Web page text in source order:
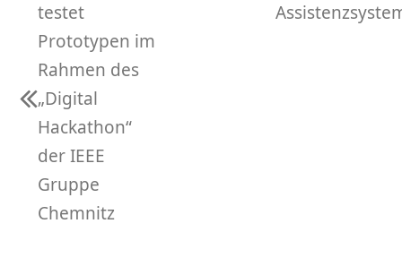
vorheriger
Beitrag:
testet
Prototypen im
Rahmen des
„Digital
Hackathon“
der IEEE
Gruppe
Chemnitz